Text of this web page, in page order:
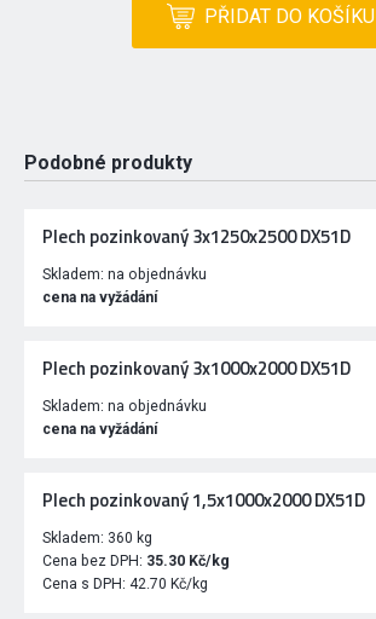
PŘIDAT DO KOŠÍKU
Podobné produkty
Plech pozinkovaný 3x1250x2500 DX51D
Skladem: na objednávku
cena na vyžádání
Plech pozinkovaný 3x1000x2000 DX51D
Skladem: na objednávku
cena na vyžádání
Plech pozinkovaný 1,5x1000x2000 DX51D
Skladem: 360 kg
Cena bez DPH: 35.30 Kč/kg
Cena s DPH: 42.70 Kč/kg